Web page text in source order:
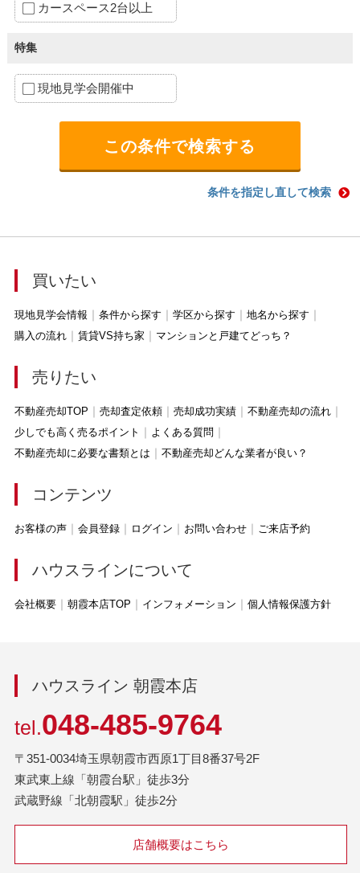
カースペース2台以上
特集
現地見学会開催中
条件を指定し直して検索
買いたい
現地見学会情報 条件から探す 学区から探す
地名から探す
購入の流れ
賃貸VS持ち家 マンションと戸建てどっち？
売りたい
不動産売却TOP 売却査定依頼 売却成功実績
不動産売却の流れ
少しでも高く売るポイント
よくある質問
不動産売却に必要な書類とは
不動産売却どんな業者が良い？
コンテンツ
お客様の声 会員登録 ログイン お問い合わせ ご来店予約
ハウスラインについて
会社概要 朝霞本店TOP インフォメーション 個人情報保護方針
ハウスライン 朝霞本店
tel.048-485-9764
〒351-0034埼玉県朝霞市西原1丁目8番37号2F
東武東上線「朝霞台駅」徒歩3分
武蔵野線「北朝霞駅」徒歩2分
店舗概要はこちら